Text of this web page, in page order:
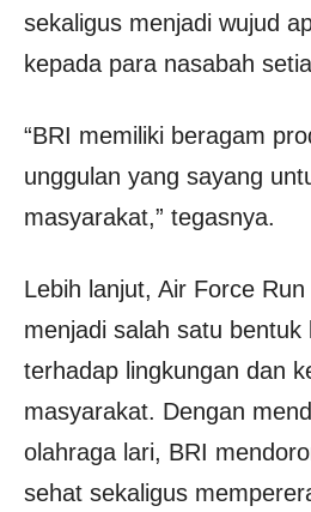
sekaligus menjadi wujud
kepada para nasabah
“BRI memiliki beragam
unggulan yang sayang
masyarakat,” tegasnya.
Lebih lanjut, Air Force
menjadi salah satu bentuk
terhadap lingkungan dan
masyarakat. Dengan
olahraga lari, BRI
sehat sekaligus